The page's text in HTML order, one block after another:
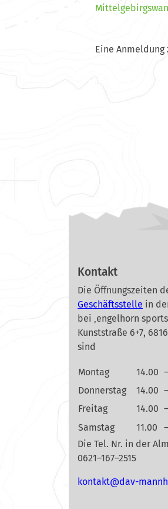
Eine
Kontakt
Die Öffnungszeiten
Geschäftsstelle in
bei ‚engelhorn
Kunststraße 6+7,
sind
Montag 14.00
Donnerstag
14.00
Freitag
14.00
Samstag
11.00
Die Tel. Nr. in der
0621–167–2515
m-vad
@tkat
nok